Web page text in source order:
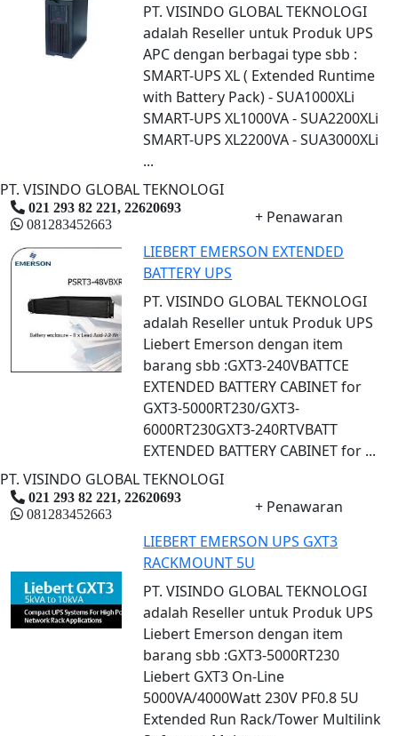
PT. VISINDO GLOBAL TEKNOLOGI
adalah Reseller untuk Produk UPS
APC dengan berbagai type sbb :
SMART-UPS XL ( Extended Runtime
with Battery Pack) - SUA1000XLi
SMART-UPS XL1000VA - SUA2200XLi
SMART-UPS XL2200VA - SUA3000XLi
...
PT. VISINDO GLOBAL TEKNOLOGI
021 293 82 221, 22620693
081283452663
+ Penawaran
LIEBERT EMERSON EXTENDED
BATTERY UPS
PT. VISINDO GLOBAL TEKNOLOGI
adalah Reseller untuk Produk UPS
Liebert Emerson dengan item
barang sbb :GXT3-240VBATTCE
EXTENDED BATTERY CABINET for
GXT3-5000RT230/GXT3-
6000RT230GXT3-240RTVBATT
EXTENDED BATTERY CABINET for ...
PT. VISINDO GLOBAL TEKNOLOGI
021 293 82 221, 22620693
081283452663
+ Penawaran
LIEBERT EMERSON UPS GXT3
RACKMOUNT 5U
PT. VISINDO GLOBAL TEKNOLOGI
adalah Reseller untuk Produk UPS
Liebert Emerson dengan item
barang sbb :GXT3-5000RT230
Liebert GXT3 On-Line
5000VA/4000Watt 230V PF0.8 5U
Extended Run Rack/Tower Multilink